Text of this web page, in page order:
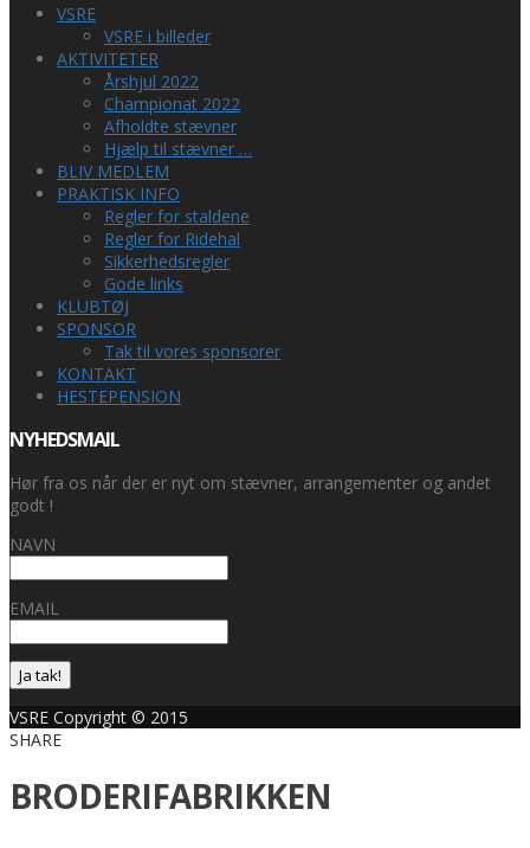
VSRE
VSRE i billeder
AKTIVITETER
Årshjul 2022
Championat 2022
Afholdte stævner
Hjælp til stævner …
BLIV MEDLEM
PRAKTISK INFO
Regler for staldene
Regler for Ridehal
Sikkerhedsregler
Gode links
KLUBTØJ
SPONSOR
Tak til vores sponsorer
KONTAKT
HESTEPENSION
NYHEDSMAIL
Hør fra os når der er nyt om stævner, arrangementer og andet
godt !
NAVN
EMAIL
Ja tak!
VSRE Copyright © 2015
SHARE
BRODERIFABRIKKEN